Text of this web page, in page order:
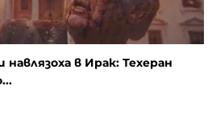
в Ирак: Техеран